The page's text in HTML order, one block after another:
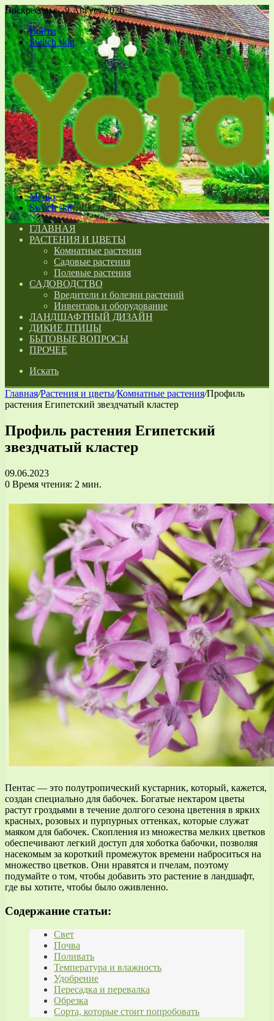
Воскресенье , 9 Август 2026
Войти
Switch skin
Меню
Switch skin
ГЛАВНАЯ
РАСТЕНИЯ И ЦВЕТЫ
Комнатные растения
Садовые растения
Полевые растения
САДОВОДСТВО
Вредители и болезни растений
Инвентарь и оборудование
ЛАНДШАФТНЫЙ ДИЗАЙН
ДИКИЕ ПТИЦЫ
БЫТОВЫЕ ВОПРОСЫ
ПРОЧЕЕ
Искать
Главная/Растения и цветы/Комнатные растения/Профиль
растения Египетский звездчатый кластер
Профиль растения Египетский
звездчатый кластер
09.06.2023
0 Время чтения: 2 мин.
Пентас — это полутропический кустарник, который, кажется,
создан специально для бабочек. Богатые нектаром цветы
растут гроздьями в течение долгого сезона цветения в ярких
красных, розовых и пурпурных оттенках, которые служат
маяком для бабочек. Скопления из множества мелких цветков
обеспечивают легкий доступ для хоботка бабочки, позволяя
насекомым за короткий промежуток времени наброситься на
множество цветков. Они нравятся и пчелам, поэтому
подумайте о том, чтобы добавить это растение в ландшафт,
где вы хотите, чтобы было оживленно.
Содержание статьи:
Свет
Почва
Поливать
Температура и влажность
Удобрение
Пересадка и перевалка
Обрезка
Сорта, которые стоит попробовать